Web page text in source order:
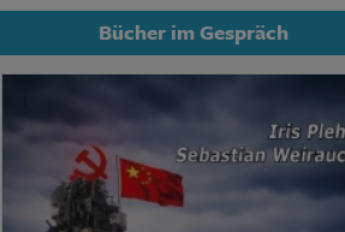
Bücher im Gespräch